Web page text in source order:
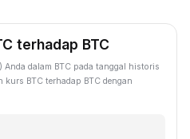
terhadap BTC
dalam BTC pada tanggal historis
BTC terhadap BTC dengan